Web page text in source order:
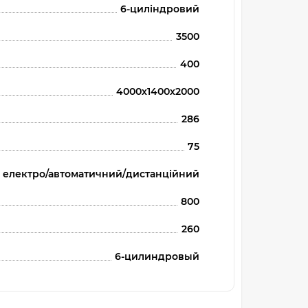
6-циліндровий
3500
400
4000х1400х2000
286
75
електро/автоматичний/дистанційний
800
260
6-цилиндровый